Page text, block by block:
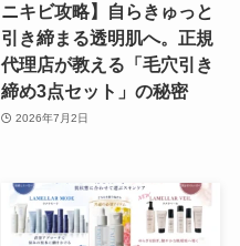
ニキビ攻略】自らきゅっと
引き締まる透明肌へ。正規
代理店が教える「毛穴引き
締め3点セット」の秘密
2026年7月2日